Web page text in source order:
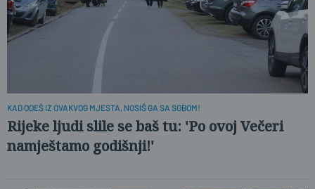
KAD ODEŠ IZ OVAKVOG MJESTA, NOSIŠ GA SA SOBOM!
Rijeke ljudi slile se baš tu: 'Po ovoj Večeri
namještamo godišnji!'